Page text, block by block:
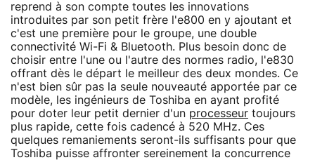
reprend à son compte toutes les innovations
introduites par son petit frère l'e800 en y ajoutant et
c'est une première pour le groupe, une double
connectivité Wi-Fi & Bluetooth. Plus besoin donc de
choisir entre l'une ou l'autre des normes radio, l'e830
offrant dès le départ le meilleur des deux mondes. Ce
n'est bien sûr pas la seule nouveauté apportée par ce
modèle, les ingénieurs de Toshiba en ayant profité
pour doter leur petit dernier d'un processeur toujours
plus rapide, cette fois cadencé à 520 MHz. Ces
quelques remaniements seront-ils suffisants pour que
Toshiba puisse affronter sereinement la concurrence